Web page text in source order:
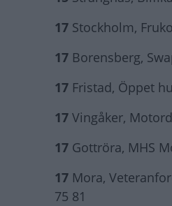
17 Stockholm,
17 Borensberg,
17 Fristad, Öppet
17 Vingåker,
17 Gottröra, MHS
17 Mora,
75 81